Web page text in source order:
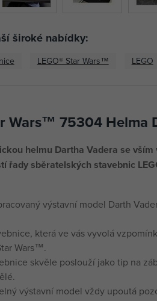
široké nabídky:
LEGO® Star Wars™ LEGO
Wars™ 75304 Helma
helmu Dartha Vadera se vším
řady sběratelských stavebnic
výstavní model Darth
která ve vás vyvolá
Wars™.
skvěle poslouží jako tip na
výstavní model vždy upoutá